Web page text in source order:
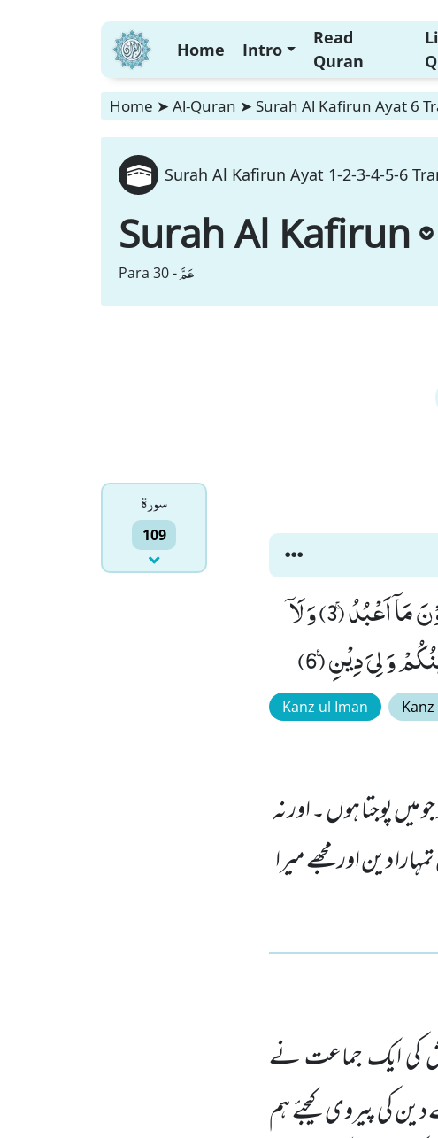
Home Intro
Read
Quran
Home ➤ Al-Quran ➤ Surah Al Kafirun Ayat 6
Surah Al Kafirun Ayat 1-2-3-4-5-6
Surah Al Kafirun
Para 30 -عَمَّ
سورۃ
109
قُلْ یٰۤاَیُّهَا الْكٰفِرُوْنَۙ (1) لَاۤ اَعْبُدُ مَا تَعْبُدُوْنَۙ (2) وَ لَاۤ اَنْتُمْ عٰبِدُوْنَ مَاۤ اَعْبُدُۚ (3) وَ لَاۤ
Kanz ul Iman
میں پوجتا ہوں ۔ اور نہ
دین اور مجھے میرا
کیایک جماعت نے
کی پیروی کیجئے ہم